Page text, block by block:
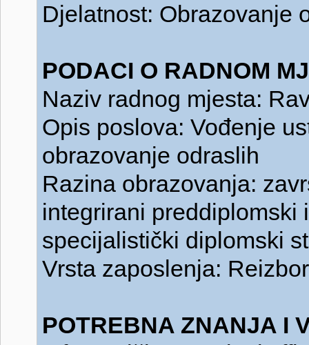
Djelatnost: Obrazovanje
PODACI O RADNOM
Naziv radnog mjesta:
Opis poslova: Vođenje
obrazovanje odraslih
Razina obrazovanja:
integrirani
specijalistički diplomski
Vrsta zaposlenja:
POTREBNA ZNANJA I